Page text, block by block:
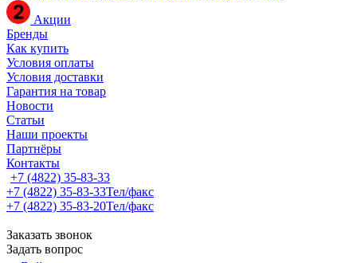
Акции
Бренды
Как купить
Условия оплаты
Условия доставки
Гарантия на товар
Новости
Статьи
Наши проекты
Партнёры
Контакты
+7 (4822) 35-83-33
+7 (4822) 35-83-33Тел/факс
+7 (4822) 35-83-20Тел/факс
Заказать звонок
Задать вопрос